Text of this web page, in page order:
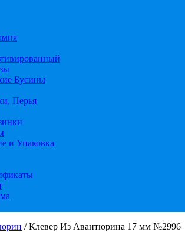
Бусины
Перья
и Упаковка
/ Клевер Из Авантюрина 17 мм №2996